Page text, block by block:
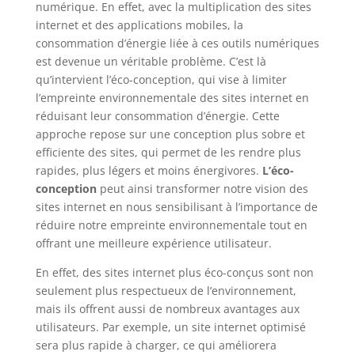
numérique. En effet, avec la multiplication des sites
internet et des applications mobiles, la
consommation d’énergie liée à ces outils numériques
est devenue un véritable problème. C’est là
qu’intervient l’éco-conception, qui vise à limiter
l’empreinte environnementale des sites internet en
réduisant leur consommation d’énergie. Cette
approche repose sur une conception plus sobre et
efficiente des sites, qui permet de les rendre plus
rapides, plus légers et moins énergivores. L’éco-
conceptionpeut ainsi transformer notre vision des
sites internet en nous sensibilisant à l’importance de
réduire notre empreinte environnementale tout en
offrant une meilleure expérience utilisateur.
En effet, des sites internet plus éco-conçus sont non
seulement plus respectueux de l’environnement,
mais ils offrent aussi de nombreux avantages aux
utilisateurs. Par exemple, un site internet optimisé
sera plus rapide à charger, ce qui améliorera